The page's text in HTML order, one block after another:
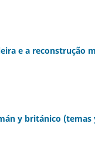
e a reconstrução
y británico